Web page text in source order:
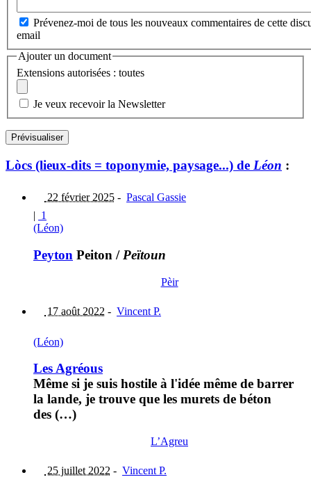
Prévenez-moi de tous les nouveaux commentaires de cette
email
Ajouter un document
Extensions autorisées : toutes
Je veux recevoir la Newsletter
Lòcs (lieux-dits = toponymie, paysage...) de Léon :
22 février 2025 - Pascal Gassie
| 1
(Léon)
Peyton Peiton / Peïtoun
Pèir
17 août 2022 - Vincent P.
(Léon)
Les Agréous
Même si je suis hostile à l'idée même de barrer
la lande, je trouve que les murets de béton
des (…)
L’Agreu
25 juillet 2022 - Vincent P.